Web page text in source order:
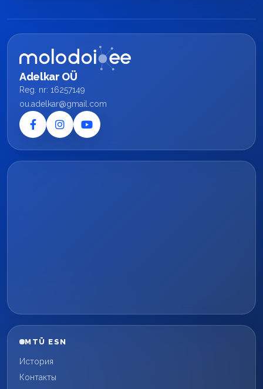
Adelkar OÜ
Reg. nr: 16257149
ou.adelkar@gmail.com
MTÜ ESN
История
Контакты